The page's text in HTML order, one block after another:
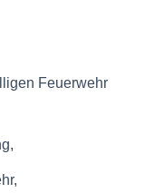
Feuerwehr